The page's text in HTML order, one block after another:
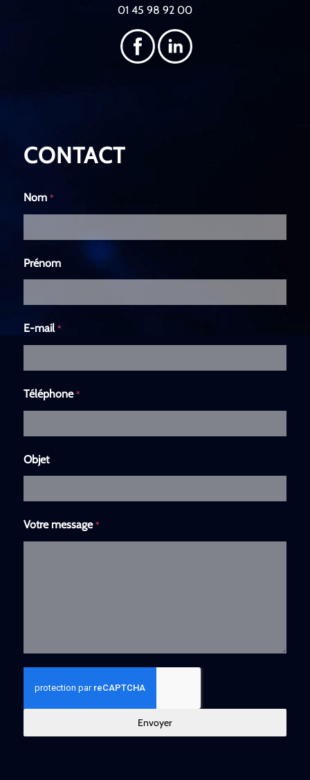
01 45 98 92 00
CONTACT
Nom *
Prénom
E-mail*
Téléphone*
Objet
Votre message*
Envoyer